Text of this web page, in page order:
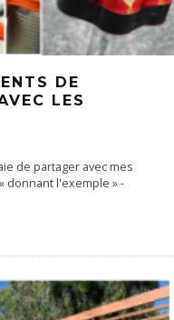
DE
LES
de partager avec mes
donnant l'exemple » -